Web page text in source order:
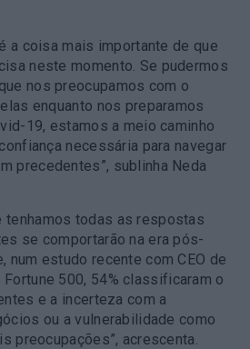
a coisa mais importante de que
neste momento. Se pudermos
nos preocupamos com o
enquanto nos preparamos
19, estamos a meio caminho
necessária para navegar
precedentes”, sublinha Neda
tenhamos todas as respostas
se comportarão na era pós-
num estudo recente com CEO de
Fortune 500, 54% classificaram o
e a incerteza com a
ou a vulnerabilidade como
preocupações”, acrescenta.